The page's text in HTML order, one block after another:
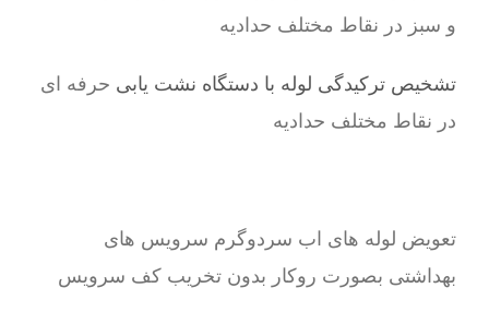
و سبز در نقاط مختلف حدادیه
تشخیص ترکیدگی لوله با دستگاه نشت یابی حرفه ای
در نقاط مختلف حدادیه
تعویض لوله های اب سردوگرم سرویس های
بهداشتی بصورت روکار بدون تخریب کف سرویس